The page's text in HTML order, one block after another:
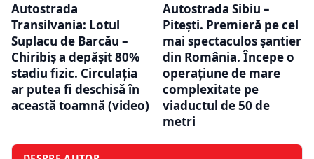
Autostrada
Transilvania: Lotul
Suplacu de Barcău –
Chiribiș a depășit 80%
stadiu fizic. Circulația
ar putea fi deschisă în
această toamnă (video)
Autostrada Sibiu –
Pitești. Premieră pe cel
mai spectaculos șantier
din România. Începe o
operațiune de mare
complexitate pe
viaductul de 50 de
metri